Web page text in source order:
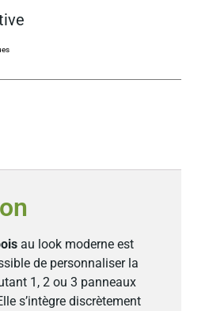
au look moderne est
de personnaliser la
1, 2 ou 3 panneaux
s’intègre discrètement